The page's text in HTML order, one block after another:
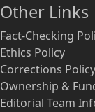
Other Links
Fact-Checking
Ethics Policy
Corrections Policy
Ownership &
Editorial Team